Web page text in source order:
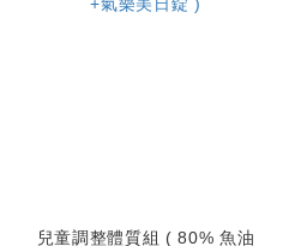
兒童調整體質組 ( 80% 魚油